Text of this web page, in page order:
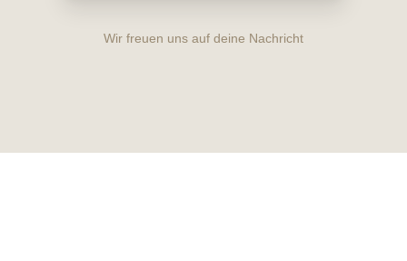
Wir freuen uns auf deine Nachricht